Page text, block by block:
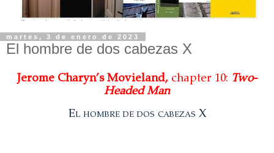
martes, 3 de enero de 2023
El hombre de dos cabezas X
Jerome Charyn’s Movieland, chapter 10: Two-
Headed Man
El hombre de dos cabezas X